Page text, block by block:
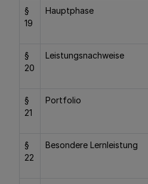
§
19
Hauptphase
§
20
Leistungsnachweise
§
21
Portfolio
§
22
Besondere Lernleistung